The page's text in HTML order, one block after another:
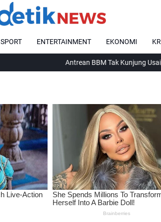
SPORT ENTERTAINMENT EKONOMI
Antrean BBM Tak Kunjung Usai, Satgas